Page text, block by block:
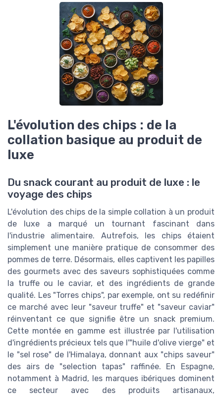
L'évolution des chips : de la
collation basique au produit de
luxe
Du snack courant au produit de luxe : le
voyage des chips
L'évolution des chips de la simple collation à un produit
de luxe a marqué un tournant fascinant dans
l'industrie alimentaire. Autrefois, les chips étaient
simplement une manière pratique de consommer des
pommes de terre. Désormais, elles captivent les papilles
des gourmets avec des saveurs sophistiquées comme
la truffe ou le caviar, et des ingrédients de grande
qualité. Les "Torres chips", par exemple, ont su redéfinir
ce marché avec leur "saveur truffe" et "saveur caviar"
réinventant ce que signifie être un snack premium.
Cette montée en gamme est illustrée par l'utilisation
d'ingrédients précieux tels que l'"huile d'olive vierge" et
le "sel rose" de l'Himalaya, donnant aux "chips saveur"
des airs de "selection tapas" raffinée. En Espagne,
notamment à Madrid, les marques ibériques dominent
ce secteur avec des produits artisanaux,